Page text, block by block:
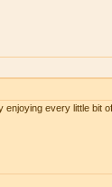
enjoying every little bit